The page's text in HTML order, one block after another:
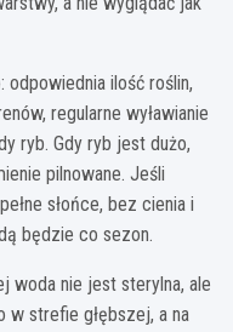
ilość roślin,
regularne wyławianie
ryb. Gdy ryb jest dużo,
pilnowane. Jeśli
słońce, bez cienia i
będzie co sezon.
woda nie jest sterylna, ale
strefie głębszej, a na